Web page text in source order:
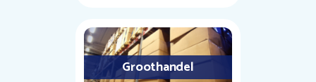
Groothandel